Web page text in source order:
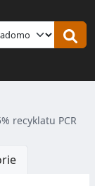
recyklatu PCR